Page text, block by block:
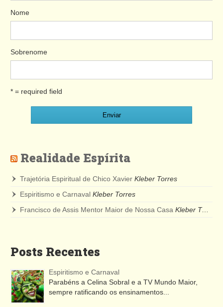
Nome
Sobrenome
* = required field
Realidade Espírita
Trajetória Espiritual de Chico Xavier Kleber Torres
Espiritismo e Carnaval Kleber Torres
Francisco de Assis Mentor Maior de Nossa Casa Kleber Torres
Posts Recentes
Espiritismo e Carnaval
Parabéns a Celina Sobral e a TV Mundo Maior,
sempre ratificando os ensinamentos...